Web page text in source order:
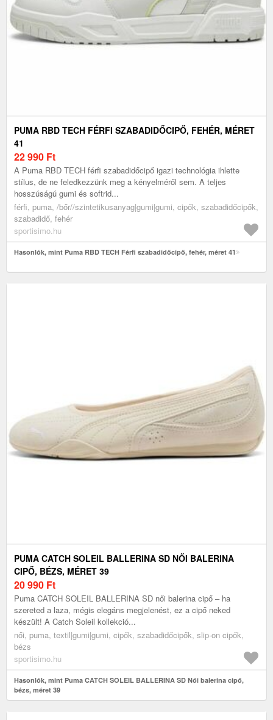
PUMA RBD TECH FÉRFI SZABADIDŐCIPŐ, FEHÉR, MÉRET
41
22 990 Ft
A Puma RBD TECH férfi szabadidőcipő igazi technológia ihlette
stílus, de ne feledkezzünk meg a kényelméről sem. A teljes
hosszúságú gumi és softrid...
férfi, puma, /bőr//szintetikusanyag|gumi|gumi, cipők, szabadidőcipők,
szabadidő, fehér
sportisimo.hu
Hasonlók, mint Puma RBD TECH Férfi szabadidőcipő, fehér, méret 41
PUMA CATCH SOLEIL BALLERINA SD NŐI BALERINA
CIPŐ, BÉZS, MÉRET 39
20 990 Ft
Puma CATCH SOLEIL BALLERINA SD női balerina cipő – ha
szereted a laza, mégis elegáns megjelenést, ez a cipő neked
készült! A Catch Soleil kollekció...
női, puma, textil|gumi|gumi, cipők, szabadidőcipők, slip-on cipők,
bézs
sportisimo.hu
Hasonlók, mint Puma CATCH SOLEIL BALLERINA SD Női balerina cipő,
bézs, méret 39